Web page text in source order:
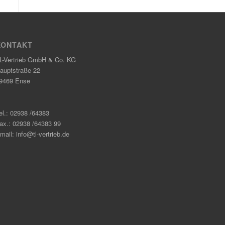
Vertrieb GmbH & Co. KG
22
Ense
02938 /64383
02938 /64383 99
info@tl-vertrieb.de